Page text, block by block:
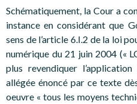
Schématiquement, la Cour a
instance en considérant que
sens de l’article 6.I.2 de la loi
numérique du 21 juin 2004 («
plus revendiquer
allégée énoncé par ce texte
oeuvre « tous les moyens